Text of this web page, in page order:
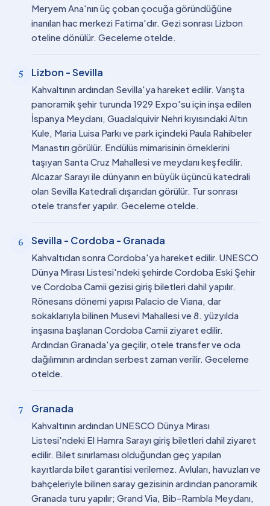
Meryem Ana'nın üç çoban çocuğa göründüğüne
inanılan hac merkezi Fatima'dır. Gezi sonrası Lizbon
oteline dönülür. Geceleme otelde.
5 Lizbon - Sevilla
Kahvaltının ardından Sevilla'ya hareket edilir. Varışta
panoramik şehir turunda 1929 Expo'su için inşa edilen
İspanya Meydanı, Guadalquivir Nehri kıyısındaki Altın
Kule, Maria Luisa Parkı ve park içindeki Paula Rahibeler
Manastırı görülür. Endülüs mimarisinin örneklerini
taşıyan Santa Cruz Mahallesi ve meydanı keşfedilir.
Alcazar Sarayı ile dünyanın en büyük üçüncü katedrali
olan Sevilla Katedrali dışarıdan görülür. Tur sonrası
otele transfer yapılır. Geceleme otelde.
6 Sevilla - Cordoba - Granada
Kahvaltıdan sonra Cordoba'ya hareket edilir. UNESCO
Dünya Mirası Listesi'ndeki şehirde Cordoba Eski Şehir
ve Cordoba Camii gezisi giriş biletleri dahil yapılır.
Rönesans dönemi yapısı Palacio de Viana, dar
sokaklarıyla bilinen Musevi Mahallesi ve 8. yüzyılda
inşasına başlanan Cordoba Camii ziyaret edilir.
Ardından Granada'ya geçilir, otele transfer ve oda
dağılımının ardından serbest zaman verilir. Geceleme
otelde.
7 Granada
Kahvaltının ardından UNESCO Dünya Mirası
Listesi'ndeki El Hamra Sarayı giriş biletleri dahil ziyaret
edilir. Bilet sınırlaması olduğundan geç yapılan
kayıtlarda bilet garantisi verilemez. Avluları, havuzları ve
bahçeleriyle bilinen saray gezisinin ardından panoramik
Granada turu yapılır; Grand Via, Bib-Rambla Meydanı,